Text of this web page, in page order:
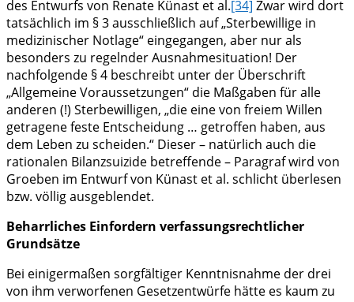
des Entwurfs von Renate Künast et al.[34] Zwar wird dort
tatsächlich im § 3 ausschließlich auf „Sterbewillige in
medizinischer Notlage“ eingegangen, aber nur als
besonders zu regelnder Ausnahmesituation! Der
nachfolgende § 4 beschreibt unter der Überschrift
„Allgemeine Voraussetzungen“ die Maßgaben für alle
anderen (!) Sterbewilligen, „die eine von freiem Willen
getragene feste Entscheidung … getroffen haben, aus
dem Leben zu scheiden.“ Dieser – natürlich auch die
rationalen Bilanzsuizide betreffende – Paragraf wird von
Groeben im Entwurf von Künast et al. schlicht überlesen
bzw. völlig ausgeblendet.
Beharrliches Einfordern verfassungsrechtlicher
Grundsätze
Bei einigermaßen sorgfältiger Kenntnisnahme der drei
von ihm verworfenen Gesetzentwürfe hätte es kaum zu